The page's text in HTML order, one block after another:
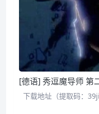
[德语] 秀逗魔导师 第
下载地址（提取码：